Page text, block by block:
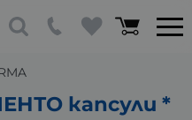
капсули *